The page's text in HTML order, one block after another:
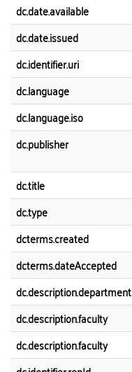
dc.date.available
dc.date.issued
dc.identifier.uri
dc.language
dc.language.iso
dc.publisher
dc.title
dc.type
dcterms.created
dcterms.dateAccepted
dc.description.department
dc.description.faculty
dc.description.faculty